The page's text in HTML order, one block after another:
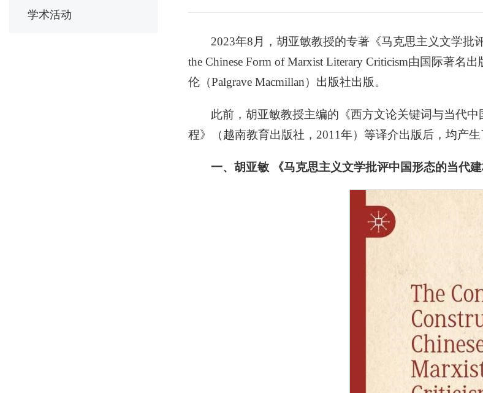
学术活动
2023年8月，胡亚敏教授的专著《马克思主义文学批
the Chinese Form of Marxist Literary Criticism由国际著名出
伦（Palgrave Macmillan）出版社出版。
此前，胡亚敏教授主编的《西方文论关键词与当代
程》（越南教育出版社，2011年）等译介出版后，均产生
一、胡亚敏 《马克思主义文学批评中国形态的当代